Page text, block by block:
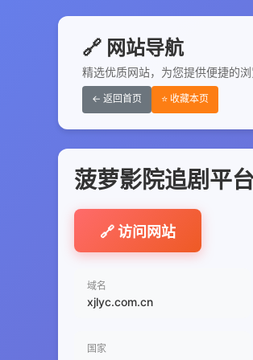
🔗 网站导航
精选优质网站，为您提供便捷的
← 返回首页 ⭐ 收藏本页
菠萝影院追剧平
🔗 访问网站
域名
xjlyc.com.cn
国家